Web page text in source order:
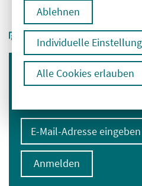
Ablehnen
Individuelle
Alle Cookies erlauben
Immer informiert
E-Mail-Adresse eingeben
Anmelden